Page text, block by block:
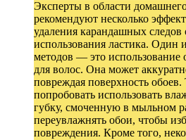
Эксперты в области
рекомендуют несколько
удаления карандашных следов
использования ластика. Один
методов — это использование
для волос. Она может
повреждая поверхность
попробовать использовать
губку, смоченную в мыльном
переувлажнять обои, чтобы
повреждения. Кроме того,